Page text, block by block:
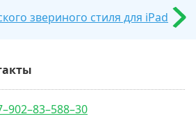
звериного стиля для iPad